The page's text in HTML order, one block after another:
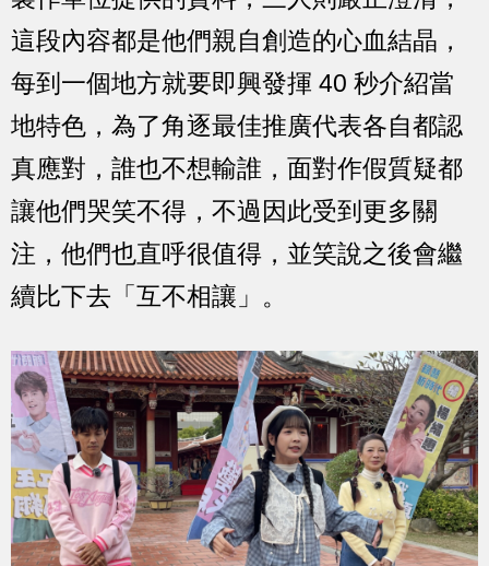
這段內容都是他們親自創造的心血結晶，
每到一個地方就要即興發揮 40 秒介紹當
地特色，為了角逐最佳推廣代表各自都認
真應對，誰也不想輸誰，面對作假質疑都
讓他們哭笑不得，不過因此受到更多關
注，他們也直呼很值得，並笑說之後會繼
續比下去「互不相讓」。